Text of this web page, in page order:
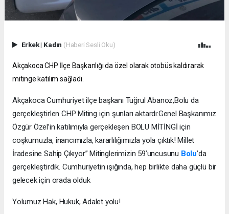
Erkek| Kadın (Haberi Sesli Oku)
Akçakoca CHP İlçe Başkanlığı da özel olarak otobüs kaldırarak
mitinge katılım sağladı.
Akçakoca Cumhuriyet ilçe başkanı Tuğrul Abanoz,Bolu da
gerçekleştirlen CHP Miting için şunları aktardı:Genel Başkanımız
Özgür Özel’in katılımıyla gerçekleşen BOLU MİTİNGİ için
coşkumuzla, inancımızla, kararlılığımızla yola çıktık! Millet
İradesine Sahip Çıkıyor” Mitinglerimizin 59’uncusunu Bolu’da
gerçekleştirdik. Cumhuriyetin ışığında, hep birlikte daha güçlü bir
gelecek için orada olduk
Yolumuz Hak, Hukuk, Adalet yolu!